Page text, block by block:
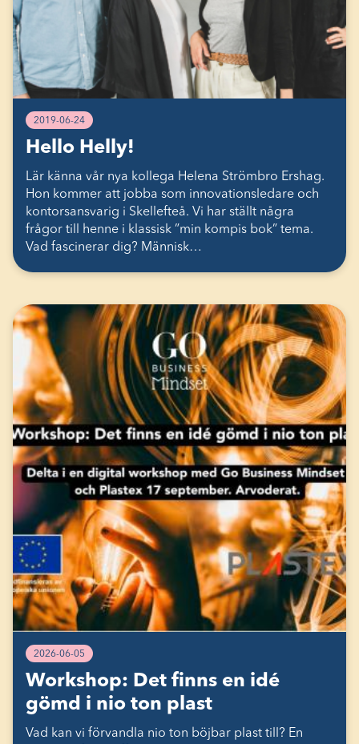
2019-06-24
Hello Helly!
Lär känna vår nya kollega Helena Strömbro Ershag.
Hon kommer att jobba som innovationsledare och
kontorsansvarig i Skellefteå. Vi har ställt några
frågor till henne i klassisk ”min kompis bok” tema.
Vad fascinerar dig? Människ…
2026-06-05
Workshop: Det finns en idé
gömd i nio ton plast
Vad kan vi förvandla nio ton böjbar plast till? En